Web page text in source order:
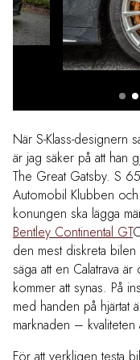
När S-Klass-designern
är jag säker på att han
The Great Gatsby. S
Automobil Klubben och
konungen ska lägga
Bentley Continental GT
den mest diskreta
säga att en Calatrava
kommer att synas. På
med handen på hjärtat
marknaden –
För att verkligen testa